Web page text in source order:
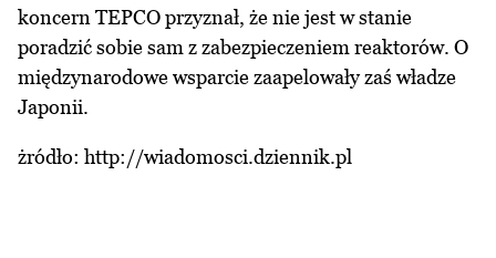
koncern TEPCO przyznał, że nie jest w stanie
poradzić sobie sam z zabezpieczeniem reaktorów. O
międzynarodowe wsparcie zaapelowały zaś władze
Japonii.
żródło: http://wiadomosci.dziennik.pl